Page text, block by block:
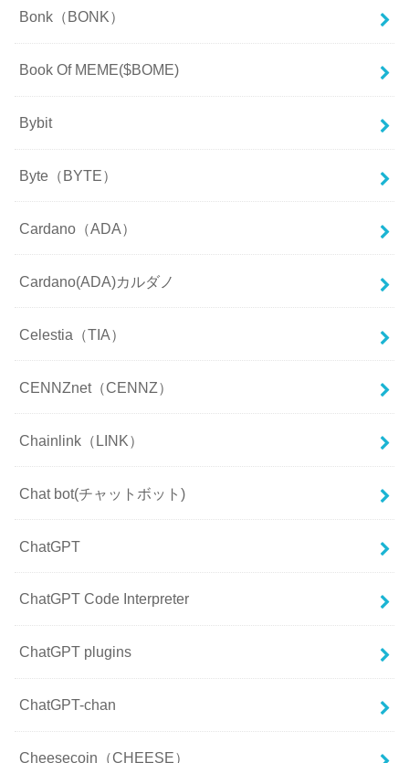
Bonk（BONK）
Book Of MEME($BOME)
Bybit
Byte（BYTE）
Cardano（ADA）
Cardano(ADA)カルダノ
Celestia（TIA）
CENNZnet（CENNZ）
Chainlink（LINK）
Chat bot(チャットボット)
ChatGPT
ChatGPT Code Interpreter
ChatGPT plugins
ChatGPT-chan
Cheesecoin（CHEESE）